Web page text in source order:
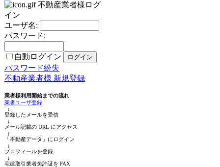
不動産業者様ログ
イン
ユーザ名:
パスワード:
自動ログイン
パスワード紛失
不動産業者様 新規登録
業者様利用開始までの流れ
業者ユーザ登録
↓
登録したメールを受信
↓
メール記載の URL にアクセス
↓
「不動産データ」にログイン
↓
プロフィールを登録
↓
宅建取引業者免許証を FAX